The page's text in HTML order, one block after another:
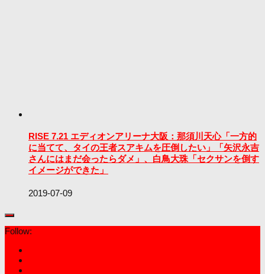
RISE 7.21 エディオンアリーナ大阪：那須川天心「一方的
に当てて、タイの王者スアキムを圧倒したい」「矢沢永吉
さんにはまだ会ったらダメ」、白鳥大珠「セクサンを倒す
イメージができた」
2019-07-09
Follow: